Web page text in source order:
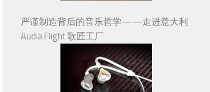
严谨制造背后的音乐哲学——走进意大利
Audia Flight 歌匠工厂